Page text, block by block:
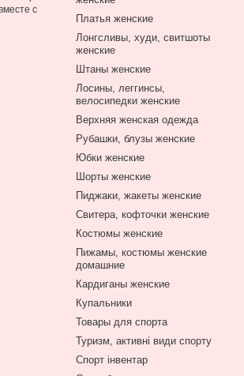
с
Платья женские
Лонгсливы, худи, свитшоты
женские
Штаны женские
Лосины, леггинсы,
велосипедки женские
Верхняя женская одежда
Рубашки, блузы женские
Юбки женские
Шорты женские
Пиджаки, жакеты женские
Свитера, кофточки женские
Костюмы женские
Пижамы, костюмы женские
домашние
Кардиганы женские
Купальники
Товары для спорта
Туризм, активні види спорту
Спорт інвентар